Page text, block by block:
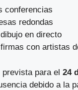
conferencias
redondas
en directo
con artistas
prevista para el 24
debido a la